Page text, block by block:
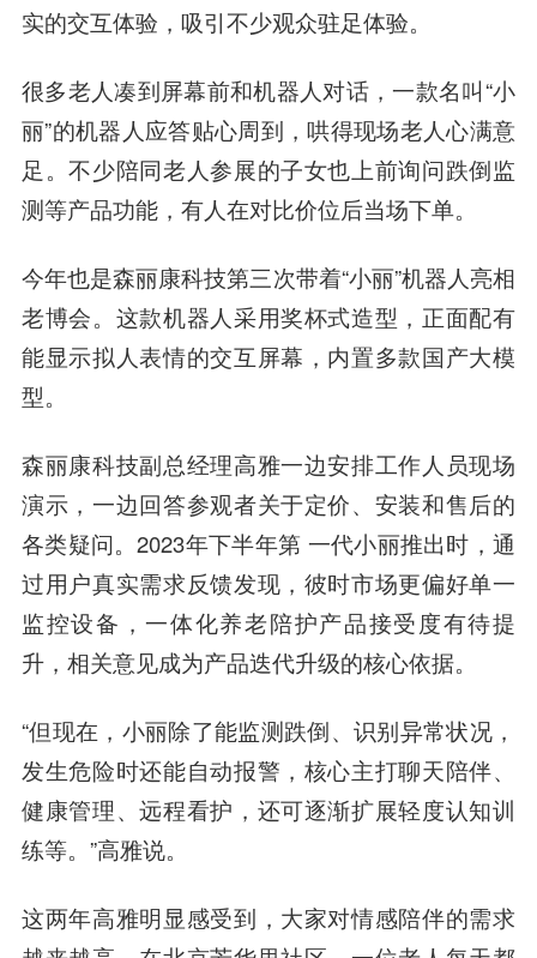
实的交互体验，吸引不少观众驻足体验。
很多老人凑到屏幕前和机器人对话，一款名叫“小
丽”的机器人应答贴心周到，哄得现场老人心满意
足。不少陪同老人参展的子女也上前询问跌倒监
测等产品功能，有人在对比价位后当场下单。
今年也是森丽康科技第三次带着“小丽”机器人亮相
老博会。这款机器人采用奖杯式造型，正面配有
能显示拟人表情的交互屏幕，内置多款国产大模
型。
森丽康科技副总经理高雅一边安排工作人员现场
演示，一边回答参观者关于定价、安装和售后的
各类疑问。2023年下半年第 一代小丽推出时，通
过用户真实需求反馈发现，彼时市场更偏好单一
监控设备，一体化养老陪护产品接受度有待提
升，相关意见成为产品迭代升级的核心依据。
“但现在，小丽除了能监测跌倒、识别异常状况，
发生危险时还能自动报警，核心主打聊天陪伴、
健康管理、远程看护，还可逐渐扩展轻度认知训
练等。”高雅说。
这两年高雅明显感受到，大家对情感陪伴的需求